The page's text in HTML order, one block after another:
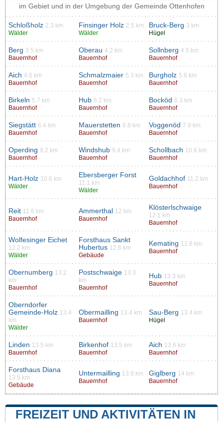
im Gebiet und in der Umgebung der Gemeinde Ottenhofen
Schloßholz 2.3 km
Wälder
Finsinger Holz 2.5 km
Wälder
Bruck-Berg 3 km
Hügel
Berg 3.5 km
Bauernhof
Oberau 4.2 km
Bauernhof
Sollnberg 4.5 km
Bauernhof
Aich 4.6 km
Bauernhof
Schmalzmaier 5.3 km
Bauernhof
Burgholz 5.6 km
Bauernhof
Birkeln 5.7 km
Bauernhof
Hub 6.2 km
Bauernhof
Bocköd
6.3 km
Bauernhof
Siegstätt 6.4 km
Bauernhof
Mauerstetten 6.8 km
Bauernhof
Voggenöd
7.9 km
Bauernhof
Operding 9.2 km
Bauernhof
Windshub 9.4 km
Bauernhof
Schollbach 10.6 km
Bauernhof
Hart-Holz 10.6 km
Wälder
Ebersberger Forst
11.1 km
Wälder
Goldachhof 11.2 km
Bauernhof
Reit 11.6 km
Bauernhof
Ammerthal
12 km
Bauernhof
Klösterlschwaige
12.1 km
Bauernhof
Wolfesinger Eichet
12.2 km
Wälder
Forsthaus Sankt
Hubertus 12.6 km
Gebäude
Kemating 12.8 km
Bauernhof
Obernumberg 13.2
km
Bauernhof
Postschwaige 13.3
km
Bauernhof
Hub 13.3 km
Bauernhof
Oberndorfer
Gemeinde-Holz 13.4
km
Wälder
Obermailling 13.4 km
Bauernhof
Sau-Berg 13.4 km
Hügel
Linden 13.5 km
Bauernhof
Birkenhof 13.5 km
Bauernhof
Aich 13.6 km
Bauernhof
Forsthaus Diana
13.9 km
Gebäude
Untermailling 13.9 km
Bauernhof
Giglberg 14 km
Bauernhof
FREIZEIT UND AKTIVITÄTEN IN